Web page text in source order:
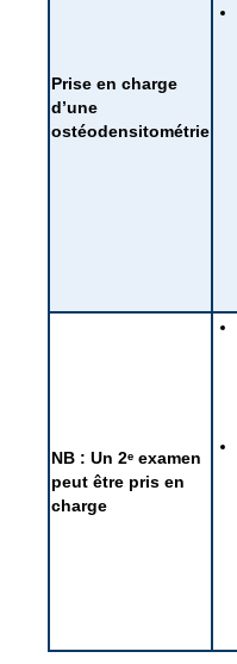
Prise en charge
d’une
ostéodensitométrie
NB : Un 2ᵉ examen
peut être pris en
charge